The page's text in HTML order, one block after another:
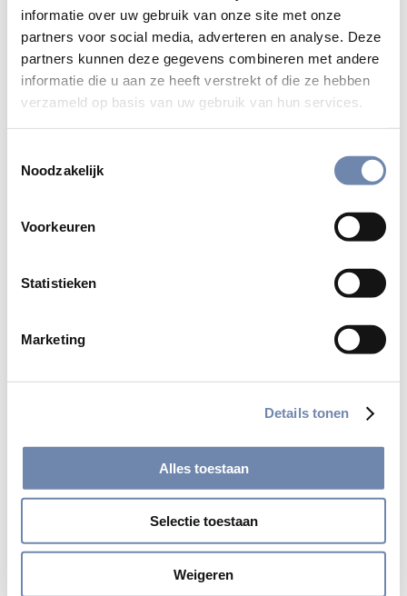
informatie over uw gebruik van onze site met onze
partners voor social media, adverteren en analyse. Deze
partners kunnen deze gegevens combineren met andere
informatie die u aan ze heeft verstrekt of die ze hebben
verzameld op basis van uw gebruik van hun services.
Noodzakelijk
Voorkeuren
Statistieken
Marketing
Details tonen
Alles toestaan
Selectie toestaan
Weigeren
Kom tot jezelf en tot God tijdens onze
filmretraite. We laten je mediteren aan de
hand van enkele zorgvuldig geselecteerde
films in combinatie met Bijbelteksten.